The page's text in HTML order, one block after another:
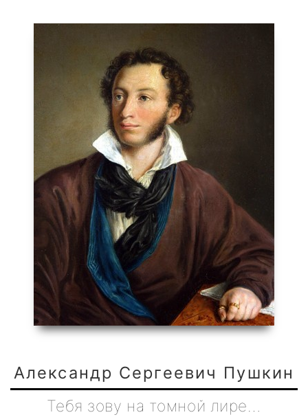
Александр Сергеевич Пушкин
Тебя зову на томной лире…